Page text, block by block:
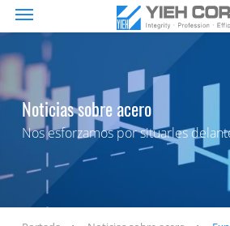
Noticias sobre acero
Nos esforzamos por situarles